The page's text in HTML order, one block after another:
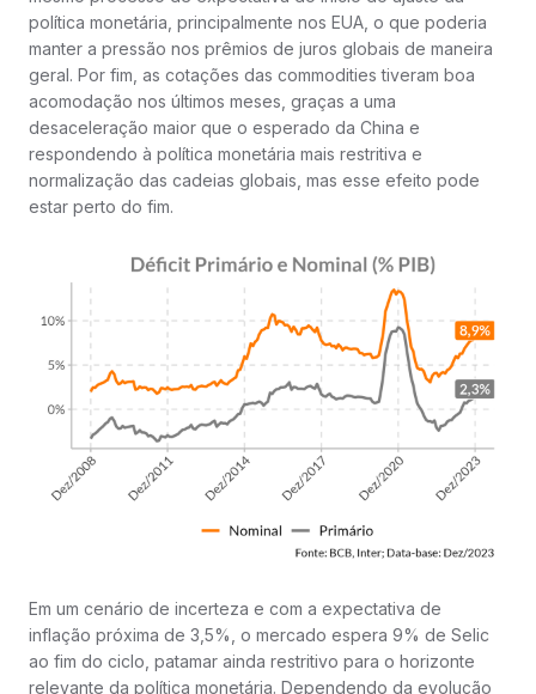
política monetária, principalmente nos EUA, o que poderia
manter a pressão nos prêmios de juros globais de maneira
geral. Por fim, as cotações das commodities tiveram boa
acomodação nos últimos meses, graças a uma
desaceleração maior que o esperado da China e
respondendo à política monetária mais restritiva e
normalização das cadeias globais, mas esse efeito pode
estar perto do fim.
Em um cenário de incerteza e com a expectativa de
inflação próxima de 3,5%, o mercado espera 9% de Selic
ao fim do ciclo, patamar ainda restritivo para o horizonte
relevante da política monetária. Dependendo da evolução